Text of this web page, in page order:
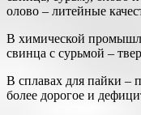
олово – литейные
В химической
свинца с сурьмой –
В сплавах для пайки –
более дорогое и